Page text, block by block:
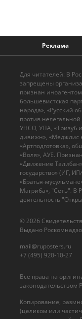
Реклама
Все права на
законодательством
Копирование,
(целиком или
© 2026
Выдано
mail@ruposters.ru
+7 (495) 920-10-27
Для читателей: В
запрещены
признан
большевистская
народа», «Русский
против
УНСО, УПА, «Тризуб
дивижн», «Меджлис
«Артподготовка»,
«Воля», АУЕ.
«Движение
государство» (ИГ,
«Братья-
Магриба», "Сеть". В
деятельность